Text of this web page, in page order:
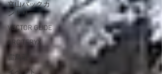
立山バックカ
ントリー
VECTOR GLIDE
ARC'TERYX
雷鳥荘